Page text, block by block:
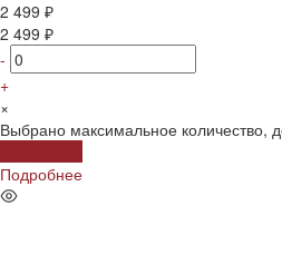
2 499 ₽
2 499 ₽
-
+
×
Выбрано максимальное количество,
Подробнее